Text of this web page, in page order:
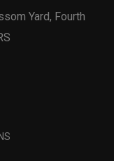
Yard, Fourth